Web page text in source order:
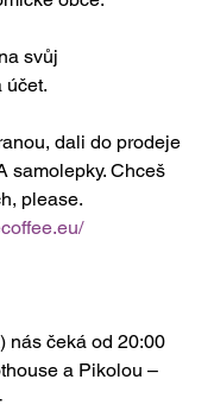
svůj
účet.
dali do prodeje
samolepky. Chceš
please.
nás čeká od 20:00
a Pikolou –